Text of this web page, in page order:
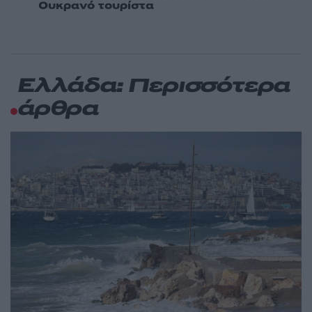
Ουκρανό τουρίστα
Ελλάδα: Περισσότερα
άρθρα